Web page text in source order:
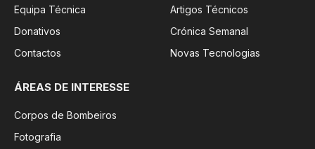
Equipa Técnica
Donativos
Contactos
Artigos Técnicos
Crónica Semanal
Novas Tecnologias
ÁREAS DE INTERESSE
Corpos de Bombeiros
Fotografia